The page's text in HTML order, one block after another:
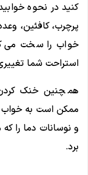
کنید در نحوه
پرچرب، کافئین،
خواب را سخت می
استراحت شما
همچنین خنک
ممکن است به خواب
و نوسانات دما را
برد.